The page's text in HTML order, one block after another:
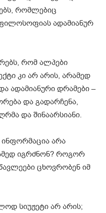
რომლებიც
ადამიანურ
რომ ალპები
კი არ არის, არამედ
ადამიანური დრამები –
და გადარჩენა,
და შინაარსიანი.
არა
იგრძნონ? როგორ
ცხოვრობენ იმ
სიუჟეტი არ არის;